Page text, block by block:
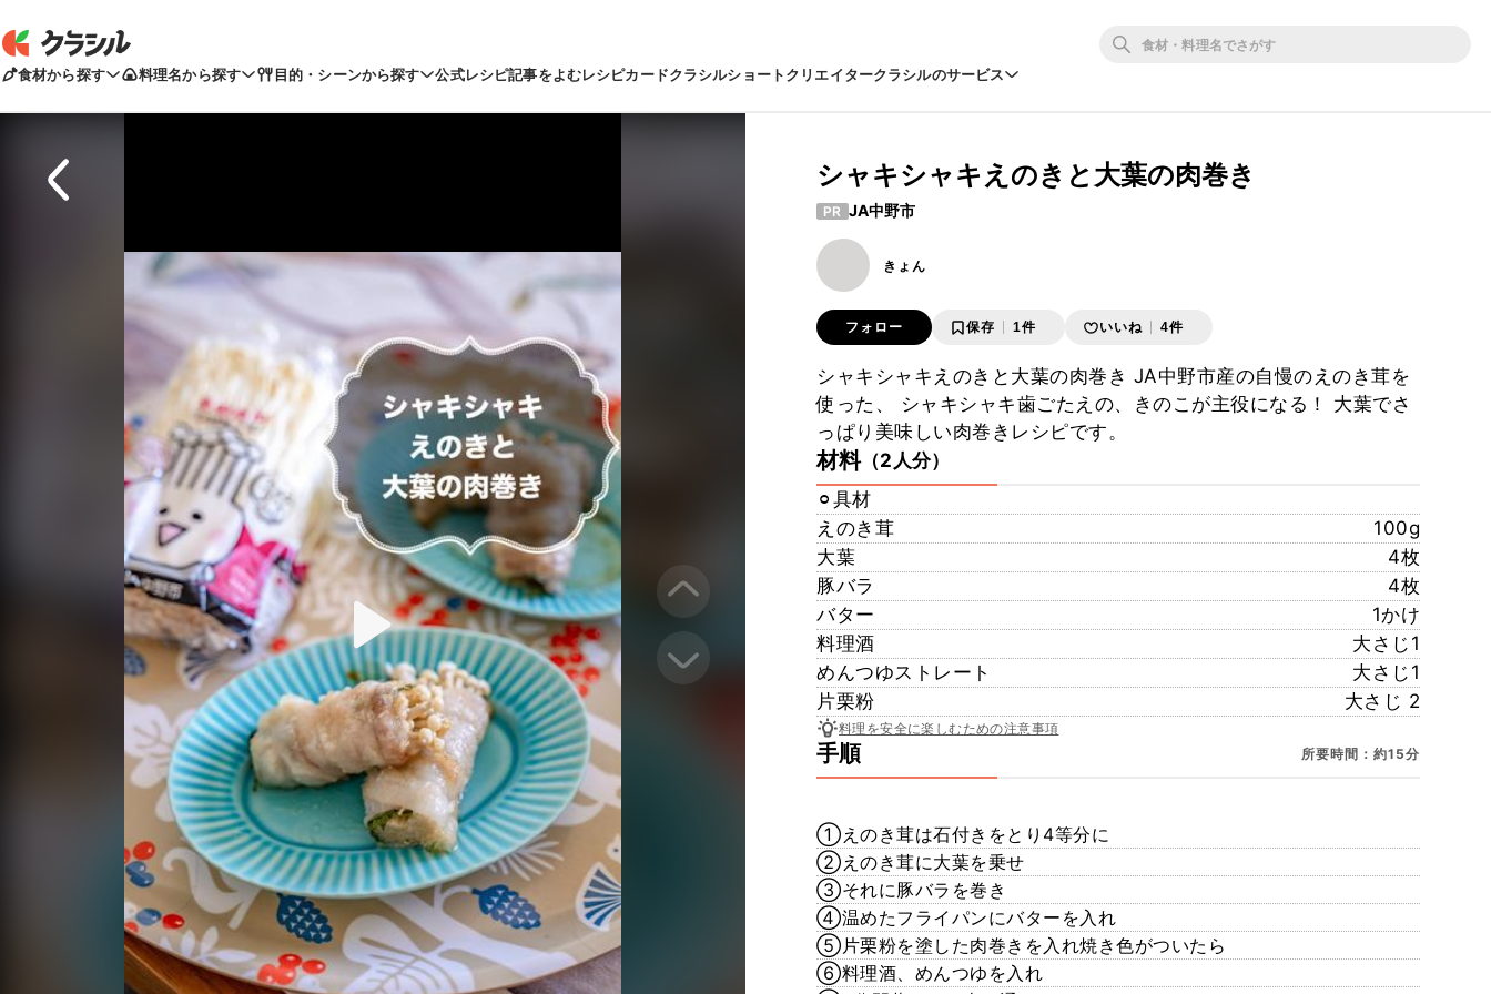
食材から探す 料理名から探す 目的・シーンから探す 公式レシピ記事をよむレシピカードクラシルショートクリエイタークラシルのサービス
シャキシャキえのきと大葉の肉巻き
PR JA中野市
きょん
フォロー 保存 1件 いいね 4件
シャキシャキえのきと大葉の肉巻き JA中野市産の自慢のえのき茸を
使った、 シャキシャキ歯ごたえの、きのこが主役になる！ 大葉でさ
っぱり美味しい肉巻きレシピです。
材料（2人分）
⚪︎具材
えのき茸
100g
大葉
4枚
豚バラ
4枚
バター
1かけ
料理酒
大さじ1
めんつゆストレート
大さじ1
片栗粉
大さじ 2
料理を安全に楽しむための注意事項
手順 所要時間：約15分
①えのき茸は石付きをとり4等分に
②えのき茸に大葉を乗せ
③それに豚バラを巻き
④温めたフライパンにバターを入れ
⑤片栗粉を塗した肉巻きを入れ焼き色がついたら
⑥料理酒、めんつゆを入れ